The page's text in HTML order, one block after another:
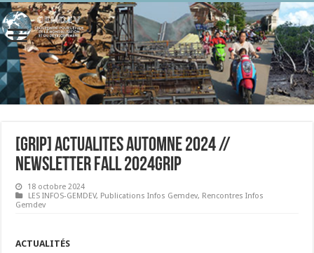
[GRIP] ACTUALITES AUTOMNE 2024 //
NEWSLETTER FALL 2024GRIP
18 octobre 2024
LES INFOS-GEMDEV, Publications Infos Gemdev, Rencontres Infos
Gemdev
ACTUALITÉS